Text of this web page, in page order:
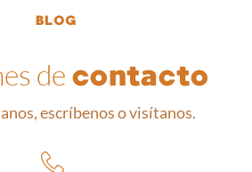
BLOG
de contacto
escríbenos o visítanos.